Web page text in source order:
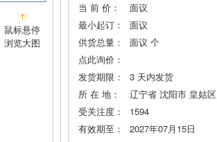
鼠标悬停
浏览大图
当 前 价：
面议
最小起订：
面议
供货总量：
面议 个
点此询价：
发货期限：
3 天内发货
所 在 地：
辽宁省 沈阳市 皇姑区
受关注度：
1594
有效期至：
2027年07月15日